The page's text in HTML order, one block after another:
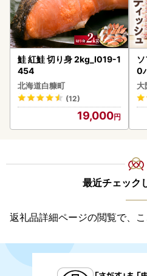
鮭 紅鮭 切り身 2kg_I019-1
454
北海道白糠町
(12)
19,000
0
大
最近チェック
返礼品詳細ページの閲覧で、